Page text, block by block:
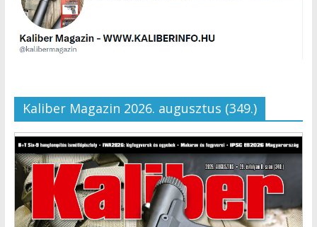
Kaliber Magazin 2026. augusztus (349.)